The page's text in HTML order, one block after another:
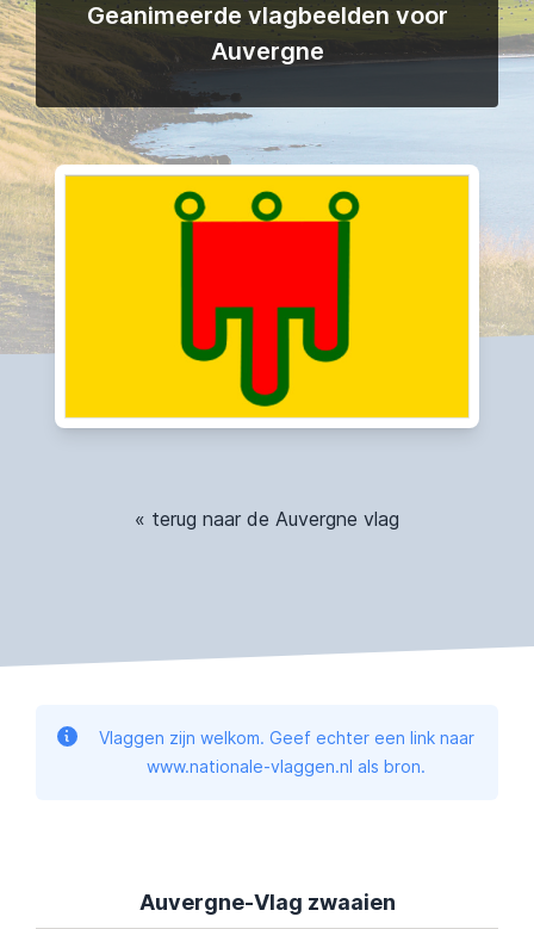
Geanimeerde vlagbeelden voor
Auvergne
« terug naar de Auvergne vlag
Vlaggen zijn welkom. Geef echter een link naar
www.nationale-vlaggen.nl als bron.
Auvergne-Vlag zwaaien